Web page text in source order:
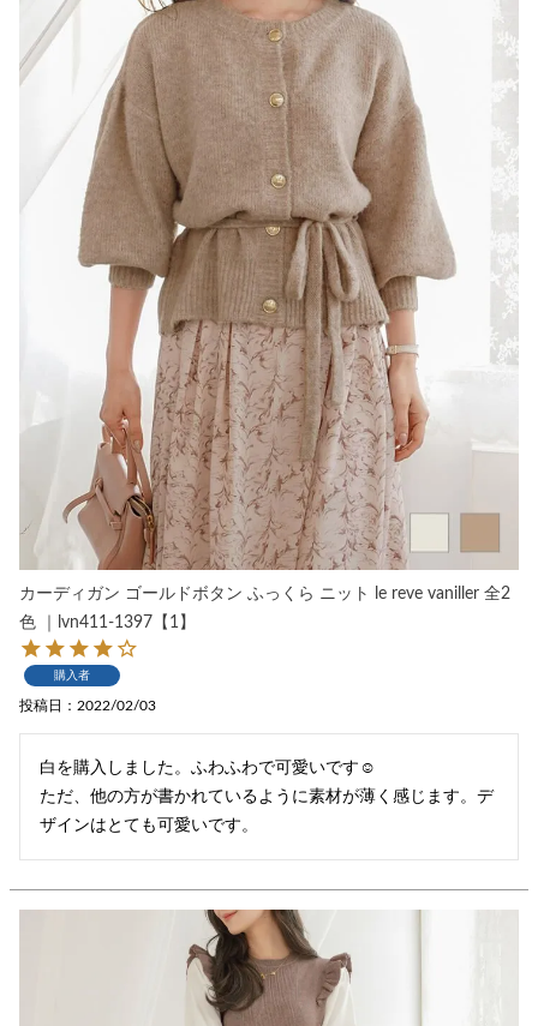
カーディガン ゴールドボタン ふっくら ニット le reve vaniller 全2
色 ｜lvn411-1397【1】
購入者
投稿日 2022/02/03
白を購入しました。ふわふわで可愛いです☺︎
ただ、他の方が書かれているように素材が薄く感じます。デ
ザインはとても可愛いです。